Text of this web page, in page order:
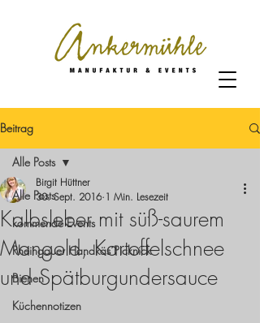
Beitrag
Alle Posts
kommende Events
Rheingauer Handkäs´Picknick
Bienen
Küchennotizen
Alle Posts
Kalbsleber mit süß-saurem
Mangold, Kartoffelschnee
und Spätburgundersauce
Birgit Hüttner
30. Sept. 2016 1 Min. Lesezeit